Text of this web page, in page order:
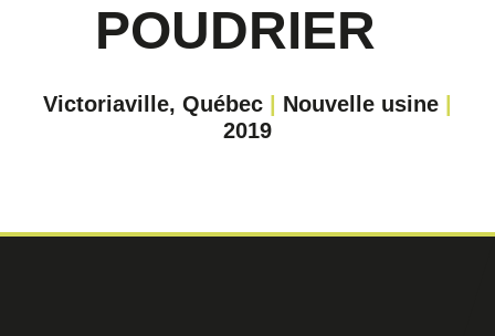
POUDRIER
Victoriaville, Québec Nouvelle usine
2019